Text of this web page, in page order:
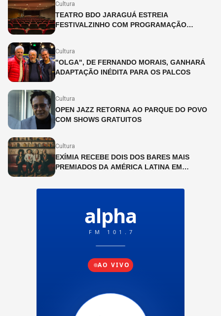
Cultura
TEATRO BDO JARAGUÁ ESTREIA
FESTIVALZINHO COM PROGRAMAÇÃO
Cultura
"OLGA", DE FERNANDO MORAIS, GANHARÁ
ADAPTAÇÃO INÉDITA PARA OS PALCOS
Cultura
OPEN JAZZ RETORNA AO PARQUE DO POVO
COM SHOWS GRATUITOS
Cultura
EXÍMIA RECEBE DOIS DOS BARES MAIS
PREMIADOS DA AMÉRICA LATINA EM